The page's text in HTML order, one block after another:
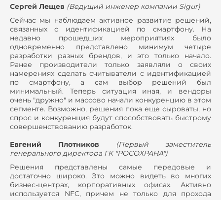
Сергей Лещев (Ведущий инженер компании Sigur)
Сейчас мы наблюдаем активное развитие решений,
связанных с идентификацией по смартфону. На
недавно прошедших мероприятиях было
одновременно представлено минимум четыре
разработки разных брендов, и это только начало.
Ранее производители только заявляли о своих
намерениях сделать считыватели с идентификацией
по смартфону, а сам выбор решений был
минимальный. Теперь ситуация иная, и вендоры
очень "дружно" и массово начали конкуренцию в этом
сегменте. Возможно, решения пока еще сыроваты, но
спрос и конкуренция будут способствовать быстрому
совершенствованию разработок.
Евгений Плотников
(Первый заместитель
генерального директора ГК "РОСОХРАНА")
Решения представлены самые передовые и
достаточно широко. Это можно видеть во многих
бизнес-центрах, корпоративных офисах. Активно
используется NFC, причем не только для прохода